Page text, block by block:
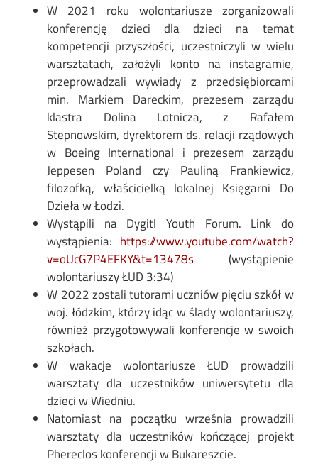
W 2021 roku wolontariusze zorganizowali
konferencję dzieci dla dzieci na temat
kompetencji przyszłości, uczestniczyli w wielu
warsztatach, założyli konto na instagramie,
przeprowadzali wywiady z przedsiębiorcami
min. Markiem Dareckim, prezesem zarządu
klastra Dolina Lotnicza, z Rafałem
Stepnowskim, dyrektorem ds. relacji rządowych
w Boeing International i prezesem zarządu
Jeppesen Poland czy Pauliną Frankiewicz,
filozofką, właścicielką lokalnej Księgarni Do
Dzieła w Łodzi.
Wystąpili na Dygitl Youth Forum. Link do
wystąpienia: https://www.youtube.com/watch?
v=oUcG7P4EFKY&t=13478s (wystąpienie
wolontariuszy ŁUD 3:34)
W 2022 zostali tutorami uczniów pięciu szkół w
woj. łódzkim, którzy idąc w ślady wolontariuszy,
również przygotowywali konferencje w swoich
szkołach.
W wakacje wolontariusze ŁUD prowadzili
warsztaty dla uczestników uniwersytetu dla
dzieci w Wiedniu.
Natomiast na początku września prowadzili
warsztaty dla uczestników kończącej projekt
Phereclos konferencji w Bukareszcie.